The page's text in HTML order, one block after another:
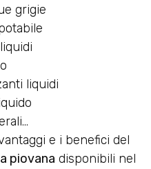
grigie
liquidi
e i benefici del
piovana disponibili nel